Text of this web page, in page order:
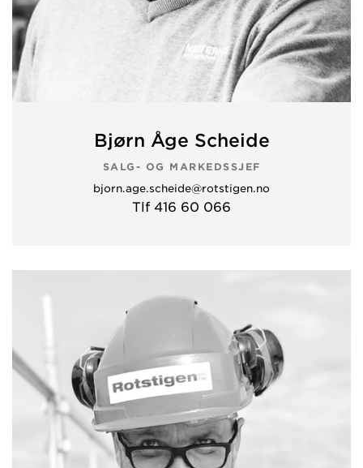
Bjørn Åge Scheide
SALG- OG MARKEDSSJEF
bjorn.age.scheide@rotstigen.no
Tlf 416 60 066